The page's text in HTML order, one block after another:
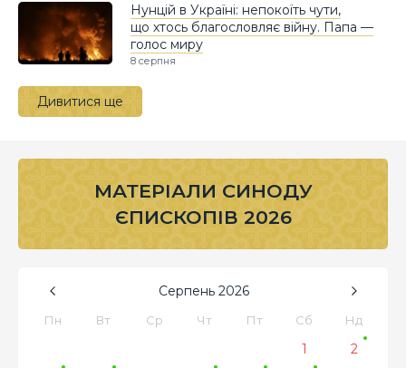
Нунцій в Україні: непокоїть чути,
що хтось благословляє війну. Папа —
голос миру
8 серпня
Дивитися ще
МАТЕРІАЛИ СИНОДУ
ЄПИСКОПІВ 2026
Серпень 2026
Пн Вт Ср Чт Пт Сб Нд
1
2